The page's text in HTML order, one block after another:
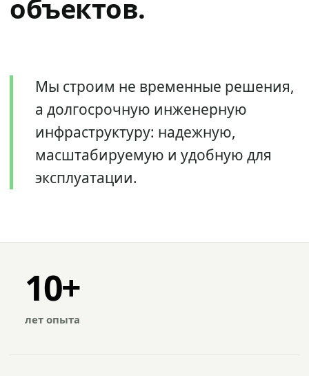
объектов.
Мы строим не временные решения,
а долгосрочную инженерную
инфраструктуру: надежную,
масштабируемую и удобную для
эксплуатации.
10+
лет опыта